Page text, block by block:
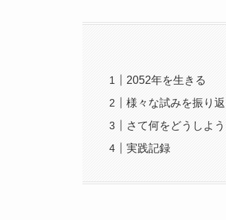
2052年を生きる
様々な試みを振り
さて何をどうしよう
実践記録